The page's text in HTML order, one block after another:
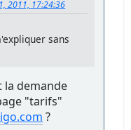
2011, 17:24:36
sans
la demande
"tarifs"
?